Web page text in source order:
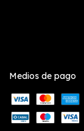
Medios de pago